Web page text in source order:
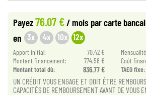
HiFi
Sets
Bekijk onze merken
Payez76.07 €/ mois par carte
en 3x 4x 10x 12x
Apport initial: 70.42 €
Montant financement:
774.58 € Coût
Montant total dù:
836.77 € TAEG fixe:
UN CRÉDIT VOUS ENGAGE ET DOIT ÊTRE
CAPACITÉS DE REMBOURSEMENT AVANT DE VOUS